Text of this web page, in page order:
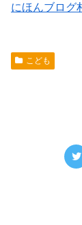
にほんブログ
こども